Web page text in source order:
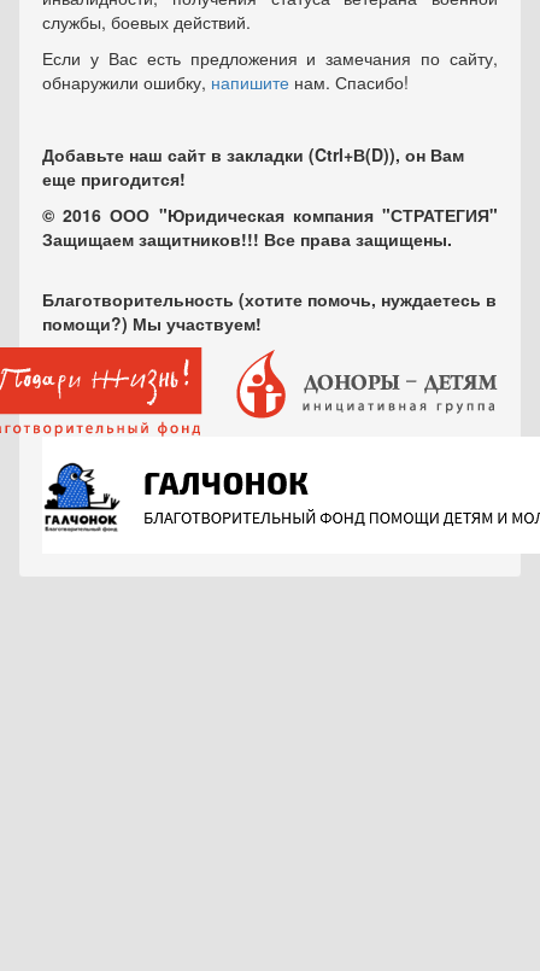
службы, боевых действий.
Если у Вас есть предложения и замечания по сайту,
обнаружили ошибку, напишите нам. Спасибо!
Добавьте наш сайт в закладки (Ctrl+В(D)), он Вам
еще пригодится!
© 2016 ООО "Юридическая компания "СТРАТЕГИЯ"
Защищаем защитников!!! Все права защищены.
Благотворительность (хотите помочь, нуждаетесь в
помощи?) Мы участвуем!